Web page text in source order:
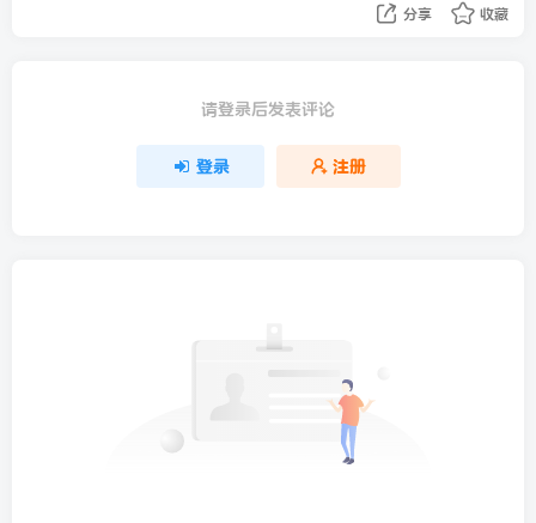
分享 收藏
请登录后发表评论
登录 注册